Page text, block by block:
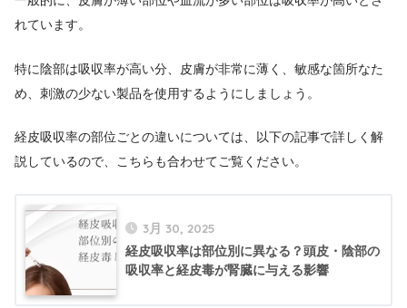
れています。
特に陰部は吸収率が高い分、皮膚が非常に薄く、敏感な箇所なた
め、刺激の少ない製品を使用するようにしましょう。
経皮吸収率の部位ごとの違いについては、以下の記事で詳しく解
説しているので、こちらも合わせてご覧ください。
3月 30, 2025
経皮吸収率は部位別に異なる？頭皮・陰部の
吸収率と経皮毒が腎臓に与える影響